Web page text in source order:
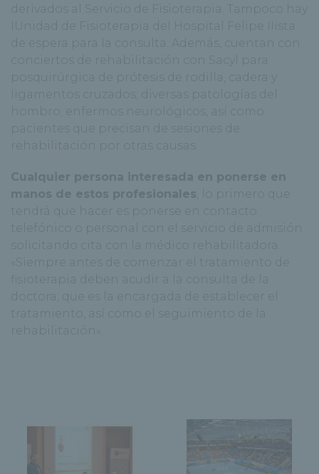
derivados al Servicio de Fisioterapia. Tampoco hay
lUnidad de Fisioterapia del Hospital Felipe IIista
de espera para la consulta. Además, cuentan con
conciertos de rehabilitación con Sacyl para
posquirúrgica de prótesis de rodilla, cadera y
ligamentos cruzados; diversas patologías del
hombro; enfermos neurológicos, así como
pacientes que precisan de sesiones de
rehabilitación por otras causas.
Cualquier persona interesada en ponerse en
manos de estos profesionales , lo primero que
tendrá que hacer es ponerse en contacto
telefónico o personal con el servicio de admisión
solicitando cita con la médico rehabilitadora.
«Siempre antes de comenzar el tratamiento de
fisioterapia deben acudir a la consulta de la
doctora, que es la encargada de establecer el
tratamiento, así como el seguimiento de la
rehabilitación».